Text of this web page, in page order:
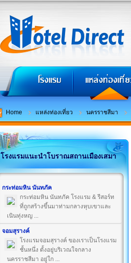
Home แหล่งท่องเที่ยว นครราชสีมา
โรงแรมแนะนำโบราณสถานเมืองเสมา
กระท่อมหิน นันทภัค
กระท่อมหิน นันทภัค โรงแรม & รีสอร์ท
ที่ถูกสร้างขึ้นมาท่ามกลางหุบเขาและ
เนินทุ่งหญ ...
จอมสุรางค์
โรงแรมจอมสุรางค์ ของเราเป็นโรงแรม
ชั้นหนึ่ง ตั้งอยู่บริเวณใจกลาง
นครราชสีมา อยู่ใก ...